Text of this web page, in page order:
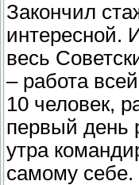
Закончил
интересной.
весь
– работа
10 человек,
первый день
утра
самому